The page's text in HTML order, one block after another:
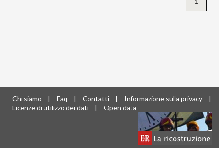
Chi siamo | Faq | Contatti | Informazione sulla privacy
|
Licenze di utilizzo dei dati
| Open data